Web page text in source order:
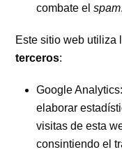
combate elspam.
Este sitio web
terceros:
Google
elaborar
visitas de esta
consintiendo el